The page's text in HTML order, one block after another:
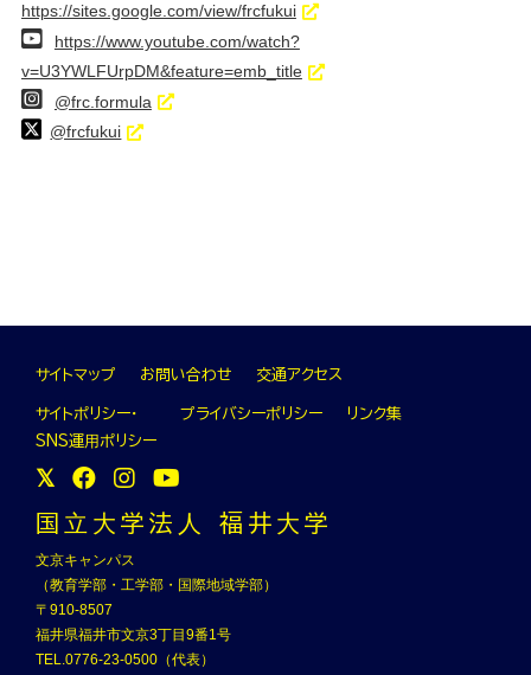
https://sites.google.com/view/frcfukui
https://www.youtube.com/watch?
v=U3YWLFUrpDM&feature=emb_title
@frc.formula
@frcfukui
国⽴⼤学法⼈ 福井⼤学
文京キャンパス
（教育学部・工学部・国際地域学部）
〒910-8507
福井県福井市文京3丁目9番1号
TEL.0776-23-0500（代表）
サイトマップ お問い合わせ 交通アクセス
サイトポリシー・
SNS運⽤ポリシー
プライバシーポリシー リンク集